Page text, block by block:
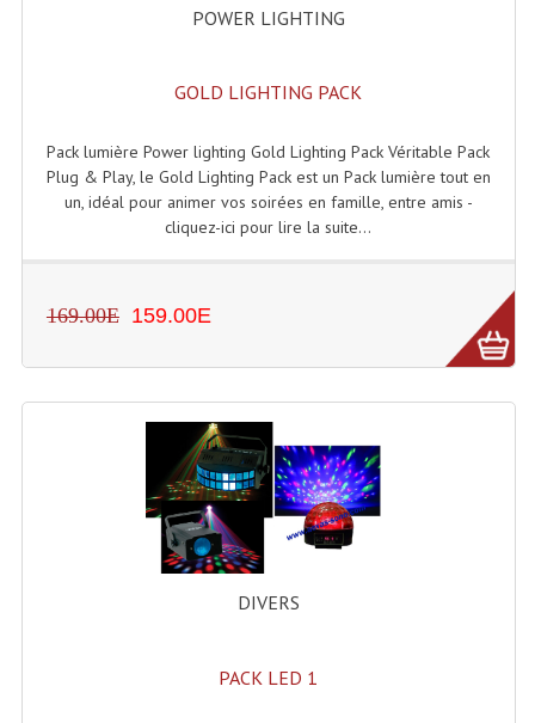
Consoles Amplifiées
Changeurs De Couleurs
Déco Light
Laser Multi-Points
Effets Lumineux À Leds
Effets Lumineux, Centre De Piste
Effets Lumineux, Effets Disco
Electronique Commande Light
POWER LIGHTING
GOLD LIGHTING PACK
Pack lumière Power lighting Gold Lighting Pack Véritable Pack
Plug & Play, le Gold Lighting Pack est un Pack lumière tout en
un, idéal pour animer vos soirées en famille, entre amis -
cliquez-ici pour lire la suite...
169.00E 159.00E
DIVERS
PACK LED 1